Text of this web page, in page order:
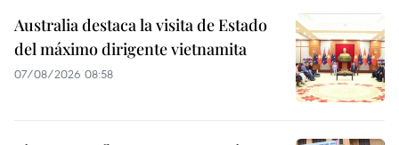
Australia destaca la visita de Estado
del máximo dirigente vietnamita
07/08/2026 08:58